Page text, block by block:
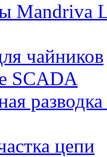
Mandriva
чайников
SCADA
цепи